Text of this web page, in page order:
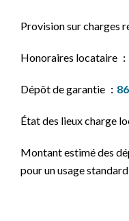
Provision sur charges
Honoraires locataire
Dépôt de garantie
État des lieux charge
Montant estimé des
pour un usage